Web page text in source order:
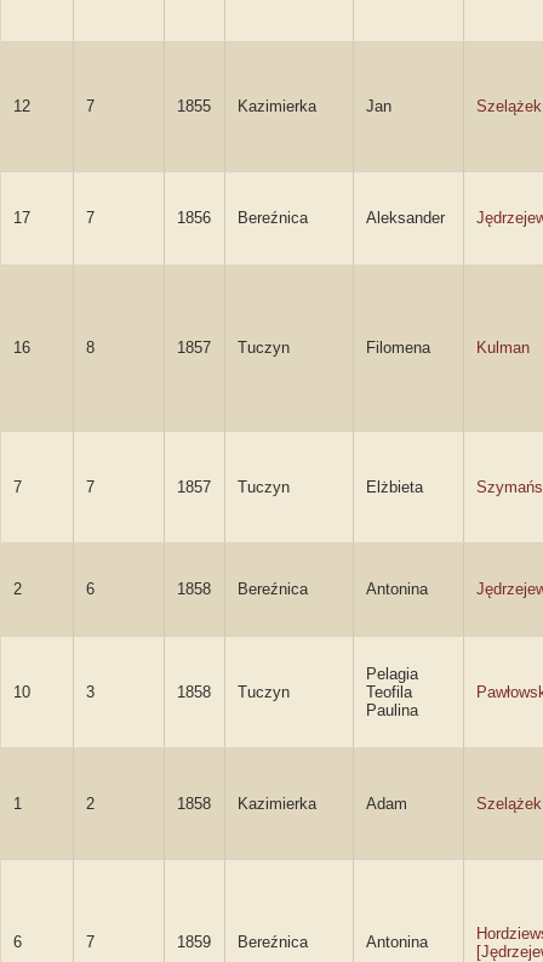
12 7 1855 Kazimierka Jan Szelążek
17 7 1856 Bereźnica Aleksander
16 8 1857 Tuczyn Filomena Kulman
7 7 1857 Tuczyn Elżbieta
2 6 1858 Bereźnica Antonina
10 3 1858 Tuczyn
Pelagia
Teofila
Paulina
1 2 1858 Kazimierka Adam Szelążek
6 7 1859 Bereźnica Antonina